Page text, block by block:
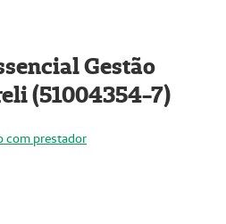
Gestão
(51004354-7)
com prestador